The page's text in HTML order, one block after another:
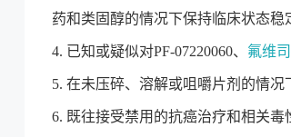
药和类固醇的情况下保持临床状态稳
4. 已知或疑似对PF-07220060、 氟维
5. 在未压碎、溶解或咀嚼片剂的情况
6. 既往接受禁用的抗癌治疗和相关毒